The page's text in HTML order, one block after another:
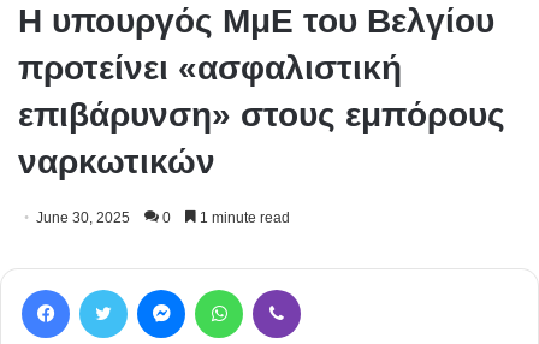
Η υπουργός ΜμΕ του Βελγίου
προτείνει «ασφαλιστική
επιβάρυνση» στους εμπόρους
ναρκωτικών
June 30, 2025 0 1 minute read